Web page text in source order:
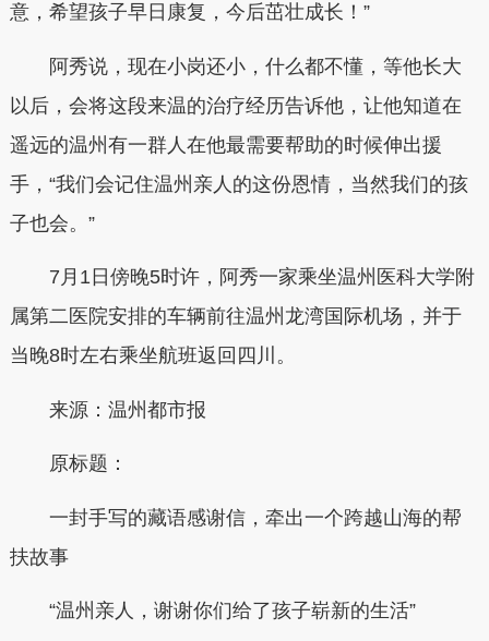
意，希望孩子早日康复，今后茁壮成长！”
阿秀说，现在小岗还小，什么都不懂，等他长大
以后，会将这段来温的治疗经历告诉他，让他知道在
遥远的温州有一群人在他最需要帮助的时候伸出援
手，“我们会记住温州亲人的这份恩情，当然我们的孩
子也会。”
7月1日傍晚5时许，阿秀一家乘坐温州医科大学附
属第二医院安排的车辆前往温州龙湾国际机场，并于
当晚8时左右乘坐航班返回四川。
来源：温州都市报
原标题：
一封手写的藏语感谢信，牵出一个跨越山海的帮
扶故事
“温州亲人，谢谢你们给了孩子崭新的生活”